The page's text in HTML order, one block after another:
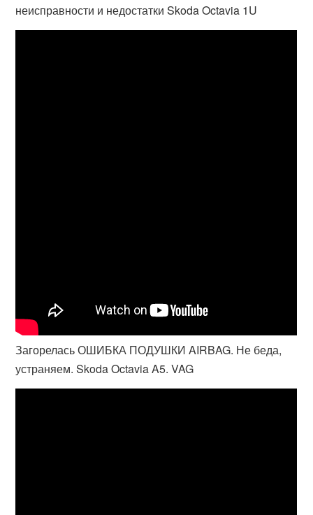
неисправности и недостатки Skoda Octavia 1U
Загорелась ОШИБКА ПОДУШКИ AIRBAG. Не беда,
устраняем. Skoda Octavia A5. VAG